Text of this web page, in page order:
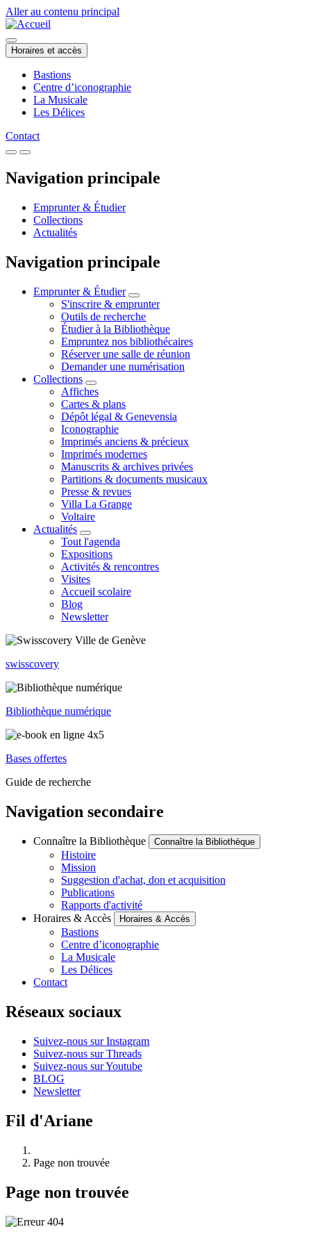
Aller au contenu principal
Horaires et accès
Bastions
Centre d’iconographie
La Musicale
Les Délices
Contact
Navigation principale
Emprunter & Étudier
Collections
Actualités
Navigation principale
Emprunter & Étudier
S'inscrire & emprunter
Outils de recherche
Étudier à la Bibliothèque
Empruntez nos bibliothécaires
Réserver une salle de réunion
Demander une numérisation
Collections
Affiches
Cartes & plans
Dépôt légal & Genevensia
Iconographie
Imprimés anciens & précieux
Imprimés modernes
Manuscrits & archives privées
Partitions & documents musicaux
Presse & revues
Villa La Grange
Voltaire
Actualités
Tout l'agenda
Expositions
Activités & rencontres
Visites
Accueil scolaire
Blog
Newsletter
swisscovery
Bibliothèque numérique
Bases offertes
Guide de recherche
Navigation secondaire
Connaître la Bibliothèque Connaître la Bibliothèque
Histoire
Mission
Suggestion d'achat, don et acquisition
Publications
Rapports d'activité
Horaires & Accès
Horaires & Accès
Bastions
Centre d’iconographie
La Musicale
Les Délices
Contact
Réseaux sociaux
Suivez-nous sur Instagram
Suivez-nous sur Threads
Suivez-nous sur Youtube
BLOG
Newsletter
Fil d'Ariane
Page non trouvée
Page non trouvée